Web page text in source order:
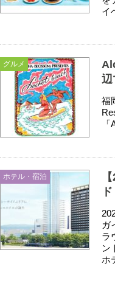
イ
グルメ
辺
福
ホテル・宿泊
ガ
ラ
ン
ホ